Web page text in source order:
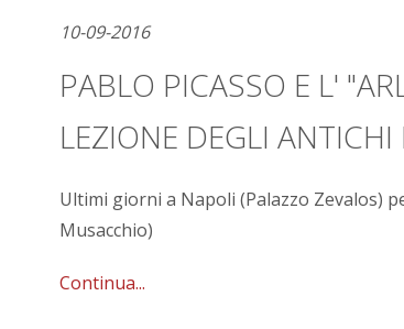
10-09-2016
PABLO PICASSO E L'
LEZIONE DEGLI
Ultimi giorni a Napoli (Palazzo Zevalos)
Musacchio)
Continua...